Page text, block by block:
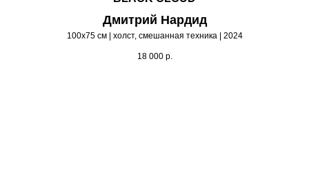
Дмитрий Нардид
100х75 см | холст, смешанная техника | 2024
18 000 р.